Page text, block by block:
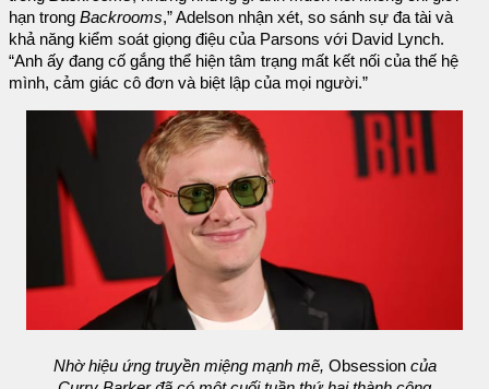
hạn trong Backrooms,” Adelson nhận xét, so sánh sự đa tài và
khả năng kiểm soát giọng điệu của Parsons với David Lynch.
“Anh ấy đang cố gắng thể hiện tâm trạng mất kết nối của thế hệ
mình, cảm giác cô đơn và biệt lập của mọi người.”
Nhờ hiệu ứng truyền miệng mạnh mẽ, Obsession của